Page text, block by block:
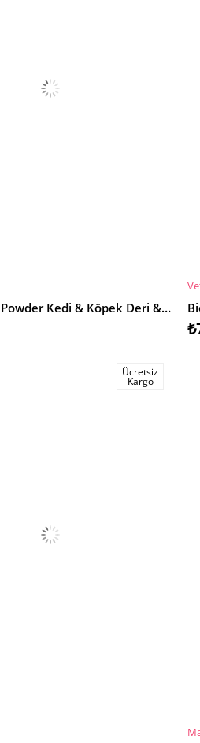
BiotinMax® Powder Kedi & Köpek Deri & Tüy Desteği
Ücretsiz
Kargo